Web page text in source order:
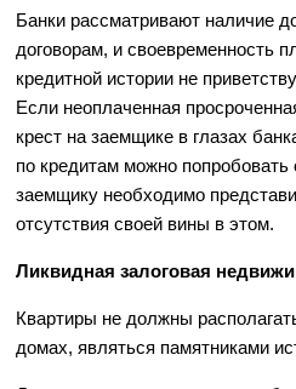
Банки рассматривают наличие
договорам, и своевременность
кредитной истории не
Если неоплаченная
крест на заемщике в глазах
по кредитам можно попробовать
заемщику необходимо
отсутствия своей вины в этом.
Ликвидная залоговая
Квартиры не должны
домах, являться памятниками